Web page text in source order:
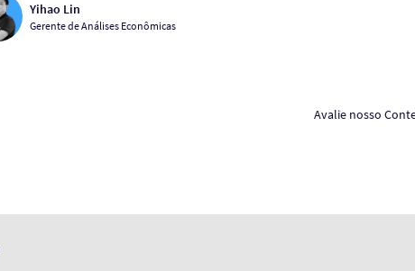
Yihao Lin
Gerente de Análises Econômicas
Avalie nosso